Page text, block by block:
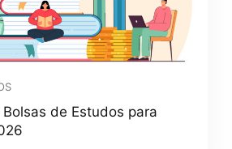
de Estudos para